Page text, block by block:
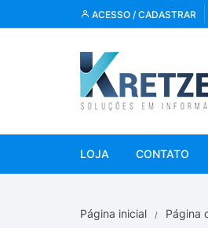
para
ACESSO / CADASTRAR
LOJA CONTATO
Página inicial Página